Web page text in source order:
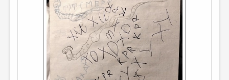
ОТДЕЛЫ И РУБРИКИ
ПРОИЗВЕДЕНИЯ